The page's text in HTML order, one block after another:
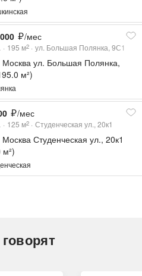
/мес
195 м2 ул. Большая Полянка, 9С1
Москва ул. Большая Полянка,
м²)
/мес
125 м2 Студенческая ул., 20к1
Москва Студенческая ул., 20к1
м²)